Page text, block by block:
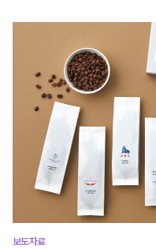
보도자료